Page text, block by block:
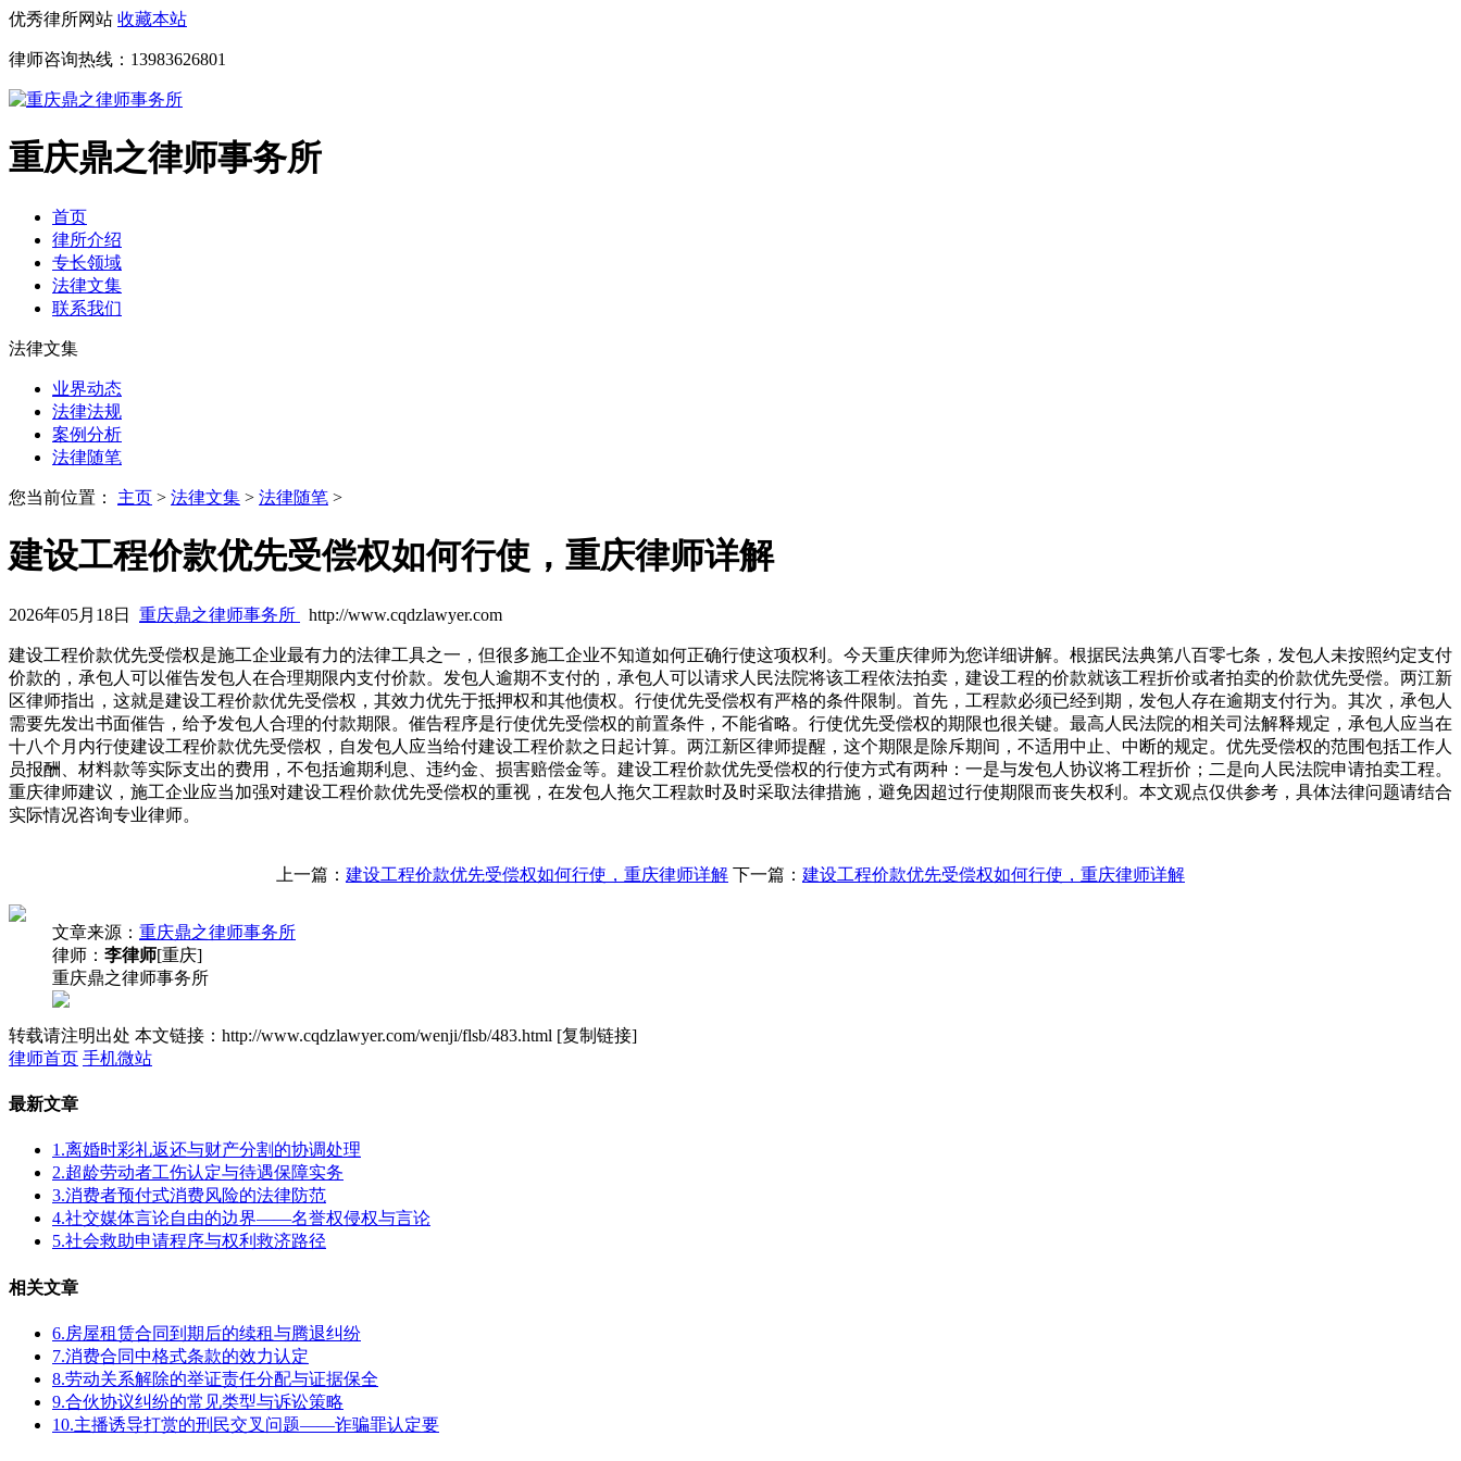
优秀律所网站 收藏本站
律师咨询热线： 13983626801
重庆鼎之律师事务所
首页
律所介绍
专长领域
法律文集
联系我们
法律文集
业界动态
法律法规
案例分析
法律随笔
您当前位置： 主页 > 法律文集 > 法律随笔 >
建设工程价款优先受偿权如何行使，重庆律师详解
2026年05月18日 重庆鼎之律师事务所 http://www.cqdzlawyer.com
建设工程价款优先受偿权是施工企业最有力的法律工具之一，但很多施工企业不知道如何正确行使这项权利。今天重庆律师为您详细讲解。根据民法典第八百零七条，发包人未按照约定支付
价款的，承包人可以催告发包人在合理期限内支付价款。发包人逾期不支付的，承包人可以请求人民法院将该工程依法拍卖，建设工程的价款就该工程折价或者拍卖的价款优先受偿。两江新
区律师指出，这就是建设工程价款优先受偿权，其效力优先于抵押权和其他债权。行使优先受偿权有严格的条件限制。首先，工程款必须已经到期，发包人存在逾期支付行为。其次，承包人
需要先发出书面催告，给予发包人合理的付款期限。催告程序是行使优先受偿权的前置条件，不能省略。行使优先受偿权的期限也很关键。最高人民法院的相关司法解释规定，承包人应当在
十八个月内行使建设工程价款优先受偿权，自发包人应当给付建设工程价款之日起计算。两江新区律师提醒，这个期限是除斥期间，不适用中止、中断的规定。优先受偿权的范围包括工作人
员报酬、材料款等实际支出的费用，不包括逾期利息、违约金、损害赔偿金等。建设工程价款优先受偿权的行使方式有两种：一是与发包人协议将工程折价；二是向人民法院申请拍卖工程。
重庆律师建议，施工企业应当加强对建设工程价款优先受偿权的重视，在发包人拖欠工程款时及时采取法律措施，避免因超过行使期限而丧失权利。本文观点仅供参考，具体法律问题请结合
实际情况咨询专业律师。
上一篇： 建设工程价款优先受偿权如何行使，重庆律师详解 下一篇： 建设工程价款优先受偿权如何行使，重庆律师详解
文章来源： 重庆鼎之律师事务所
律师： 李律师[重庆]
重庆鼎之律师事务所
转载请注明出处 本文链接：http://www.cqdzlawyer.com/wenji/flsb/483.html [复制链接]
律师首页 手机微站
最新文章
1.离婚时彩礼返还与财产分割的协调处理
2.超龄劳动者工伤认定与待遇保障实务
3.消费者预付式消费风险的法律防范
4.社交媒体言论自由的边界——名誉权侵权与言论
5.社会救助申请程序与权利救济路径
相关文章
6.房屋租赁合同到期后的续租与腾退纠纷
7.消费合同中格式条款的效力认定
8.劳动关系解除的举证责任分配与证据保全
9.合伙协议纠纷的常见类型与诉讼策略
10.主播诱导打赏的刑民交叉问题——诈骗罪认定要